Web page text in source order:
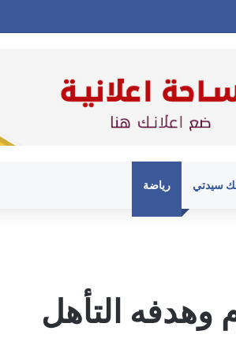
سيدتي رياضة
وهدفه التأهل